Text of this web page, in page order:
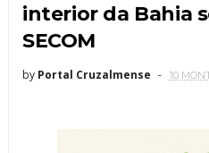
interior da Bahia
SECOM
by Portal Cruzalmense 10